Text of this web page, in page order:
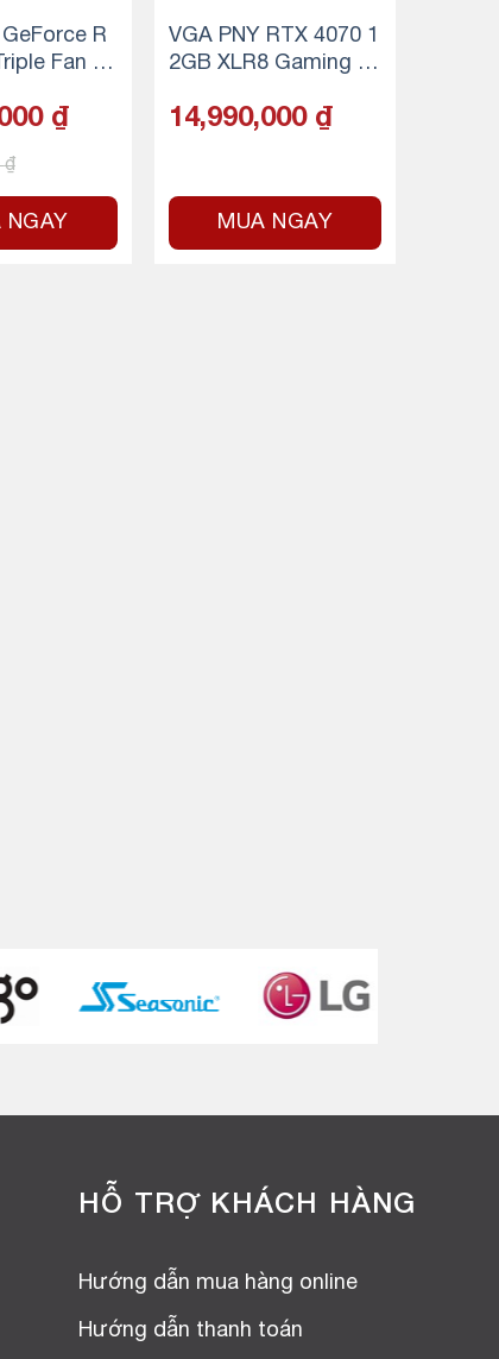
R
Fan 12
₫
₫
NGAY
VGA PNY RTX 4070 1
2GB XLR8 Gaming V
14,990,000 ₫
MUA NGAY
HỖ TRỢ KHÁCH HÀNG
Hướng dẫn mua hàng online
Hướng dẫn thanh toán